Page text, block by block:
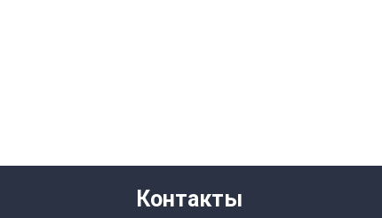
Контакты